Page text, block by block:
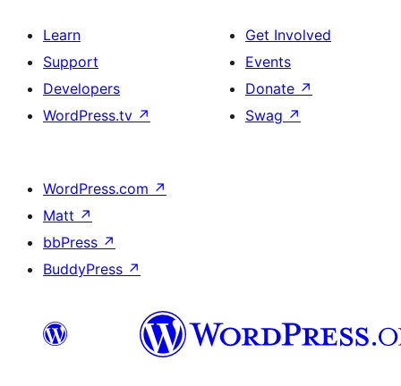
Learn
Support
Developers
WordPress.tv ↗
Get Involved
Events
Donate ↗
Swag ↗
WordPress.com ↗
Matt ↗
bbPress ↗
BuddyPress ↗